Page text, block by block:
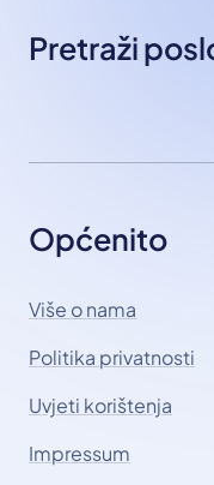
Pretraži
Općenito
Više o nama
Politika privatnosti
Uvjeti korištenja
Impressum